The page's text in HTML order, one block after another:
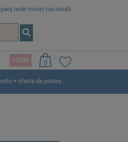
rede móvel nacional)
LOGIN 0
+ oferta de portes